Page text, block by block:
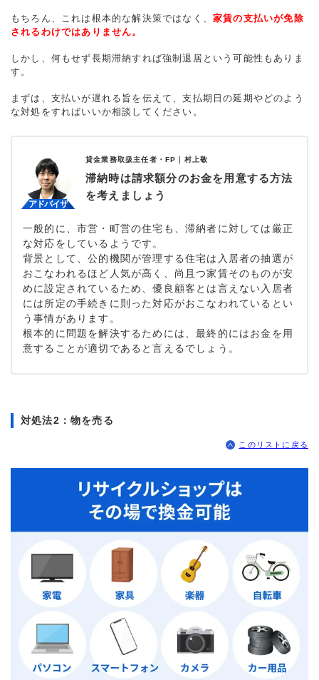
もちろん、これは根本的な解決策ではなく、 家賃の支払いが免除
されるわけではありません。
しかし、何もせず長期滞納すれば強制退居という可能性もありま
す。
まずは、支払いが遅れる旨を伝えて、支払期日の延期やどのよう
な対処をすればいいか相談してください。
貸金業務取扱主任者・FP｜ 村上敬
滞納時は請求額分のお金を用意する方法
を考えましょう
一般的に、市営・町営の住宅も、滞納者に対しては厳正
な対応をしているようです。
背景として、公的機関が管理する住宅は入居者の抽選が
おこなわれるほど人気が高く、尚且つ家賃そのものが安
めに設定されているため、優良顧客とは言えない入居者
には所定の手続きに則った対応がおこなわれているとい
う事情があります。
根本的に問題を解決するためには、最終的にはお金を用
意することが適切であると言えるでしょう。
対処法2：物を売る
このリストに戻る